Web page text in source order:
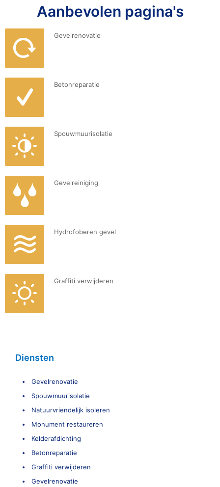
Aanbevolen pagina's
Gevelrenovatie
Betonreparatie
Spouwmuurisolatie
Gevelreiniging
Hydrofoberen gevel
Graffiti verwijderen
Diensten
Gevelrenovatie
Spouwmuurisolatie
Natuurvriendelijk isoleren
Monument restaureren
Kelderafdichting
Betonreparatie
Graffiti verwijderen
Gevelrenovatie